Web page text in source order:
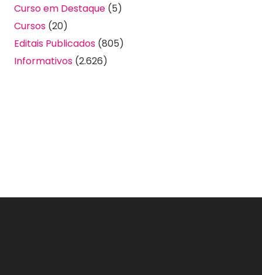
Curso em Destaque (5)
Cursos (20)
Editais Publicados (805)
Informativos (2.626)